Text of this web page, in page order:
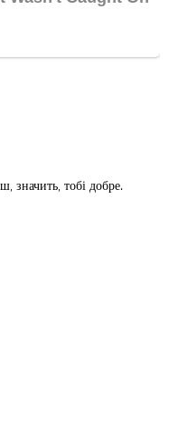
значить, тобі добре.